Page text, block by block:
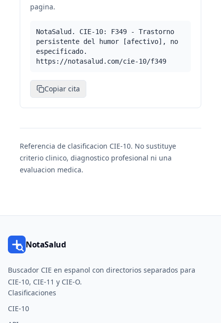
pagina.
NotaSalud. CIE-10: F349 - Trastorno
persistente del humor [afectivo], no
especificado.
https://notasalud.com/cie-10/f349
Copiar cita
Referencia de clasificacion CIE-10. No sustituye
criterio clinico, diagnostico profesional ni una
evaluacion medica.
NotaSalud
Buscador CIE en espanol con directorios separados para
CIE-10, CIE-11 y CIE-O.
Clasificaciones
CIE-10